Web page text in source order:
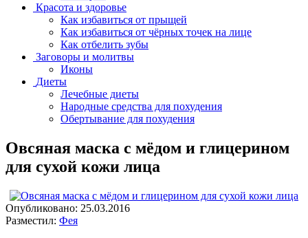
Красота и здоровье
Как избавиться от прыщей
Как избавиться от чёрных точек на лице
Как отбелить зубы
Заговоры и молитвы
Иконы
Диеты
Лечебные диеты
Народные средства для похудения
Обертывание для похудения
Овсяная маска с мёдом и глицерином
для сухой кожи лица
Опубликовано: 25.03.2016
Разместил: Фея